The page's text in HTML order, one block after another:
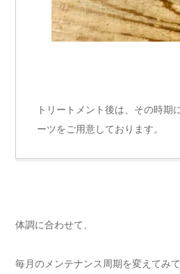
トリートメント後は、その時期
ーツをご用意しております。
体調に合わせて、
毎月のメンテナンス周期を変えてみ